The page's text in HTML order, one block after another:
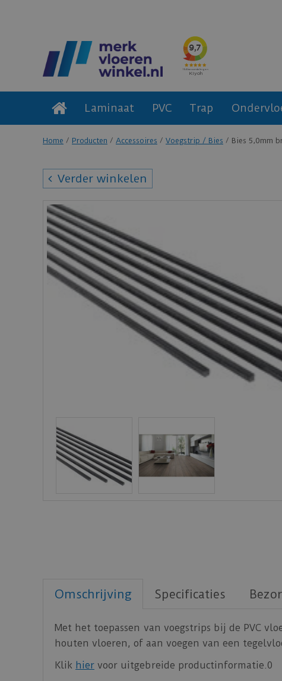
Home Producten Accessoires Voegstrip / Bies Bies 5,0mm
Laminaat PVC Trap
Verder winkelen
Omschrijving Specificaties
Met het toepassen van voegstrips bij de PVC
houten vloeren, of aan voegen van een
Klik hier voor uitgebreide productinformatie.0